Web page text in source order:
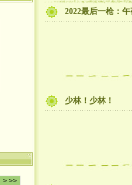
2022最后一枪：
少林！少林！